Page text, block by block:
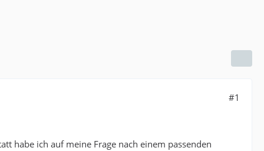
#1
habe ich auf meine Frage nach einem passenden